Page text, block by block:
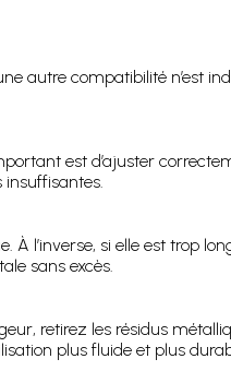
autre compatibilité n’est
est d’ajuster
l’inverse, si elle est trop
sans excès.
retirez les résidus
plus fluide et plus